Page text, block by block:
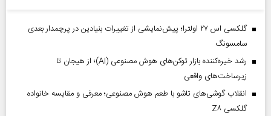
گلکسی اس ۲۷ اولترا؛ پیش‌نمایشی از تغییرات بنیادین در پرچمدار بعدی
سامسونگ
رشد خیره‌کننده بازار توکن‌های هوش مصنوعی (AI)؛ از هیجان تا
زیرساخت‌های واقعی
انقلاب گوشی‌های تاشو‌ با طعم هوش مصنوعی؛ معرفی و مقایسه خانواده
گلکسی Z۸